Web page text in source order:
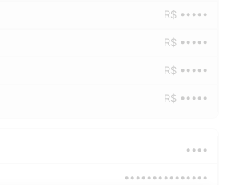
R$ •••••
R$ •••••
R$ •••••
R$ •••••
••••
•••••••••••••••